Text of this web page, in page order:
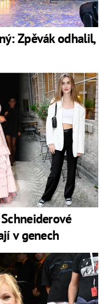
Zpěvák odhalil,
v genech